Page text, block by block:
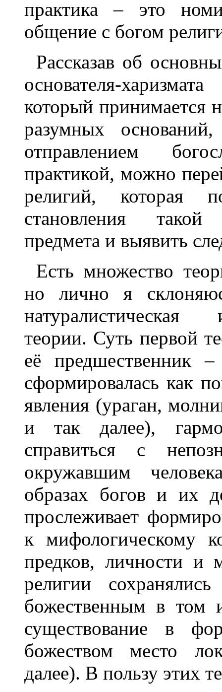
практика – это
общение с богом
Рассказав об
основателя-
который принимается
разумных
отправлением
практикой, можно
религий, которая
становления такой
предмета и выявить
Есть множество
но лично я
натуралистическая
теории. Суть первой
её предшественник
сформировалась как
явления (ураган,
и так далее),
справиться с
окружавшим
образах богов и их
прослеживает
к мифологическому
предков, личности и
религии
божественным в том
существование в
божеством место
далее). В пользу этих